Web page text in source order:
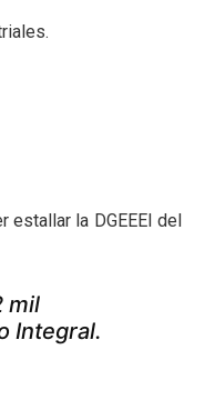
la DGEEEI del
mil
Integral.